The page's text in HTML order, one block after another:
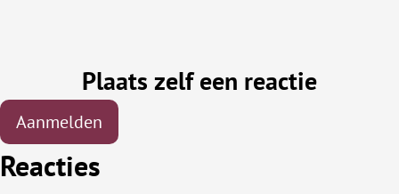
Plaats zelf een reactie
Aanmelden
Reacties